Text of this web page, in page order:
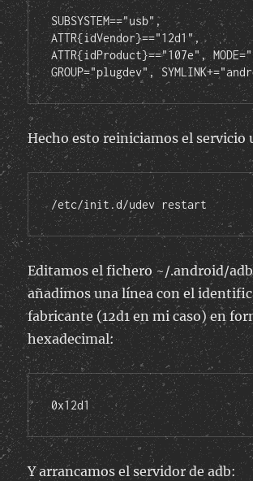
SUBSYSTEM=="usb",
ATTR{idVendor}=="12d1",
ATTR{idProduct}=="107e",
GROUP="plugdev",
Hecho esto reiniciamos el servicio
/etc/init.d/udev restart
Editamos el fichero ~/.android/
añadimos una línea con el
fabricante (12d1 en mi caso) en
hexadecimal:
0x12d1
Y arrancamos el servidor de adb: